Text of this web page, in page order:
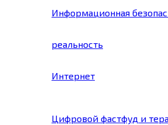
Информационная
реальность
Интернет
Цифровой фастфуд и